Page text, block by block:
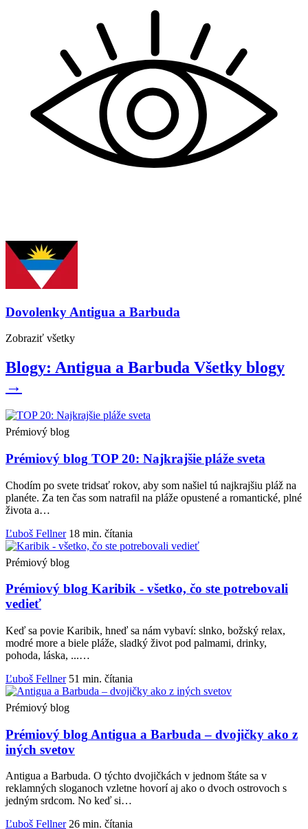
Dovolenky Antigua a Barbuda
Zobraziť všetky
Blogy: Antigua a Barbuda Všetky blogy
→
Prémiový blog
Prémiový blog TOP 20: Najkrajšie pláže sveta
Chodím po svete tridsať rokov, aby som našiel tú najkrajšiu pláž na
planéte. Za ten čas som natrafil na pláže opustené a romantické, plné
života a…
Ľuboš Fellner 18 min. čítania
Prémiový blog
Prémiový blog Karibik - všetko, čo ste potrebovali
vedieť
Keď sa povie Karibik, hneď sa nám vybaví: slnko, božský relax,
modré more a biele pláže, sladký život pod palmami, drinky,
pohoda, láska, ...…
Ľuboš Fellner 51 min. čítania
Prémiový blog
Prémiový blog Antigua a Barbuda – dvojičky ako z
iných svetov
Antigua a Barbuda. O týchto dvojičkách v jednom štáte sa v
reklamných sloganoch vzletne hovorí aj ako o dvoch ostrovoch s
jedným srdcom. No keď si…
Ľuboš Fellner 26 min. čítania